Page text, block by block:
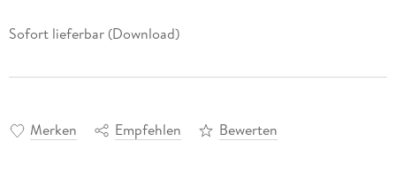
Sofort lieferbar (Download)
Merken Empfehlen Bewerten